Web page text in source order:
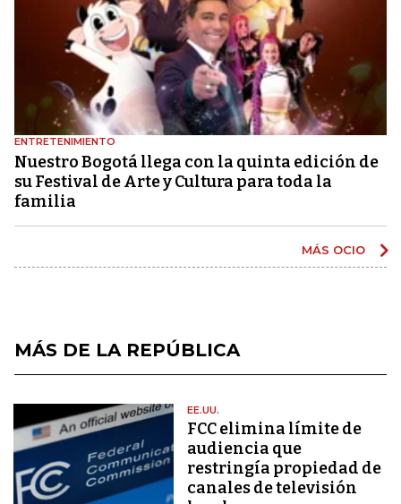
ENTRETENIMIENTO
Nuestro Bogotá llega con la quinta edición de
su Festival de Arte y Cultura para toda la
familia
MÁS OCIO
MÁS DE LA REPÚBLICA
EE.UU.
FCC elimina límite de
audiencia que
restringía propiedad de
canales de televisión